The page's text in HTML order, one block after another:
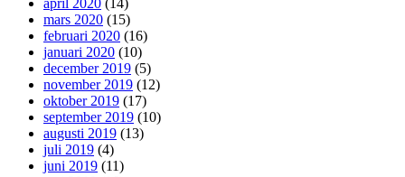
april 2020 (14)
mars 2020 (15)
februari 2020 (16)
januari 2020 (10)
december 2019 (5)
november 2019 (12)
oktober 2019 (17)
september 2019 (10)
augusti 2019 (13)
juli 2019 (4)
juni 2019 (11)